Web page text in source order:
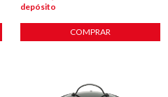
depósito
COMPRAR